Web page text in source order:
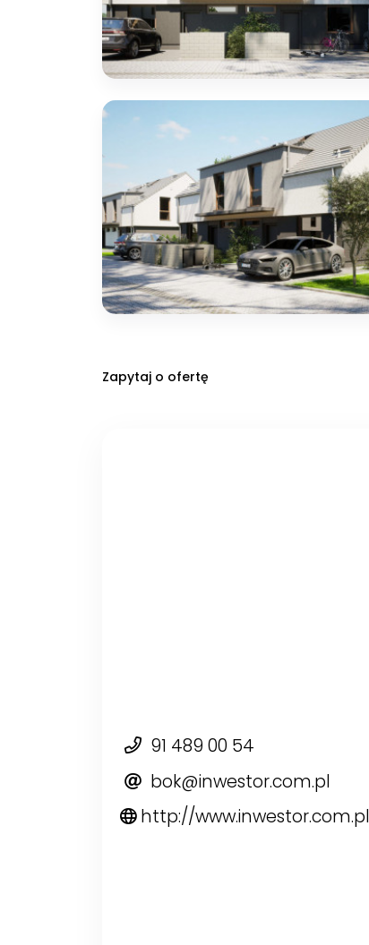
Zapytaj o ofertę
91 489 00 54
bok@inwestor.com.pl
http://www.inwestor.com.pl